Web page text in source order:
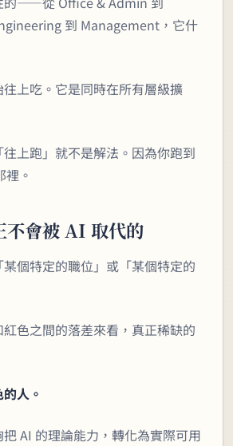
到 Management，它什
上吃。它是同時在所有層級擴
上跑」就不是解法。因為你跑到
。
不會被 AI 取代的
個特定的職位」或「某個特定的
色之間的落差來看，真正稀缺的
人。
AI 的理論能力，轉化為實際可用